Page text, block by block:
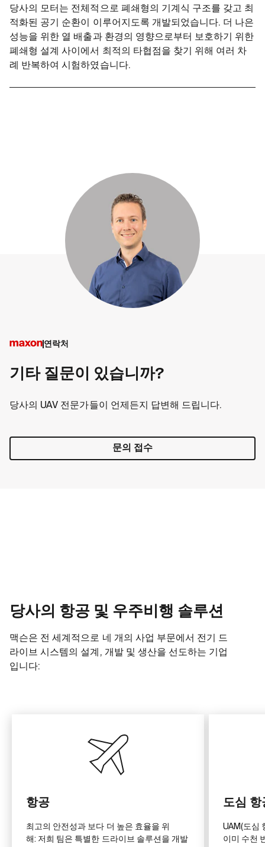
당사의 모터는 전체적으로 폐쇄형의 기계식 구조를 갖고 최
적화된 공기 순환이 이루어지도록 개발되었습니다. 더 나은
성능을 위한 열 배출과 환경의 영향으로부터 보호하기 위한
폐쇄형 설계 사이에서 최적의 타협점을 찾기 위해 여러 차
례 반복하여 시험하였습니다.
연락처
기타 질문이 있습니까?
당사의 UAV 전문가들이 언제든지 답변해 드립니다.
문의 접수
당사의 항공 및 우주비행 솔루션
맥슨은 전 세계적으로 네 개의 사업 부문에서 전기 드
라이브 시스템의 설계, 개발 및 생산을 선도하는 기업
입니다:
항공
최고의 안전성과 보다 더 높은 효율을 위
해: 저희 팀은 특별한 드라이브 솔루션을 개발
도심 항
UAM(도심
이미 수천